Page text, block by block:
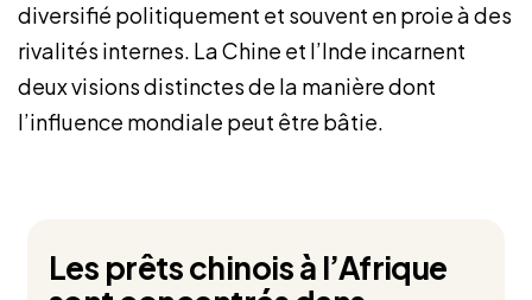
diversifié politiquement et souvent en proie à des
rivalités internes. La Chine et l’Inde incarnent
deux visions distinctes de la manière dont
l’influence mondiale peut être bâtie.